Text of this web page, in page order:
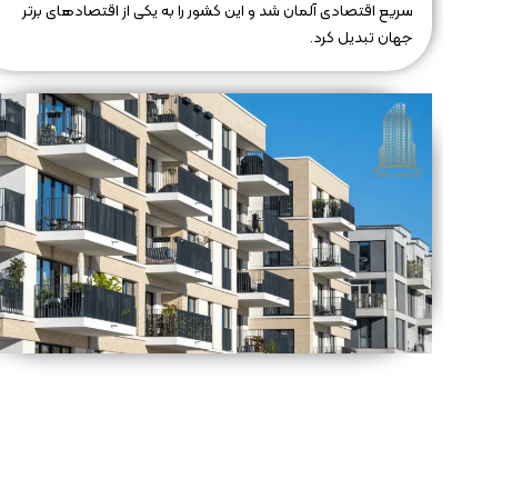
سریع اقتصادی آلمان شد و این کشور را به یکی از اقتصادهای برتر
جهان تبدیل کرد.